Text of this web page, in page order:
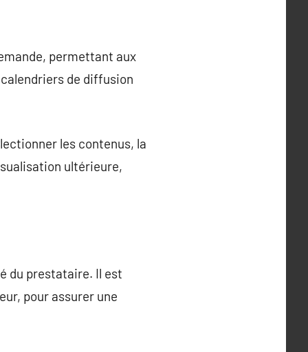
permettant aux
de diffusion
les contenus, la
ultérieure,
du prestataire. Il est
pour assurer une